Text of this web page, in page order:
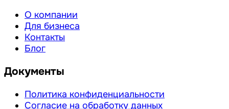
О компании
Для бизнеса
Контакты
Блог
Документы
Политика конфиденциальности
Согласие на обработку данных